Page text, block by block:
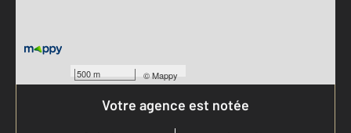
500 m ©Mappy
Votre agence est notée